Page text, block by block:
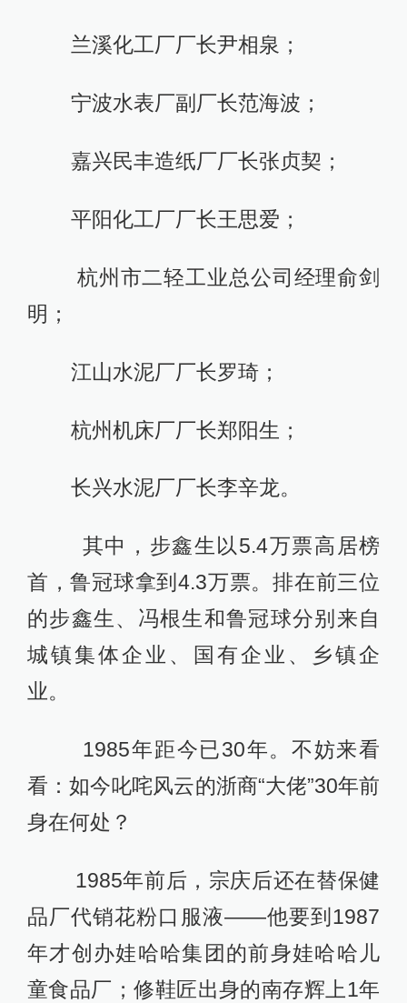
兰溪化工厂厂长尹相泉；
宁波水表厂副厂长范海波；
嘉兴民丰造纸厂厂长张贞契；
平阳化工厂厂长王思爱；
杭州市二轻工业总公司经理俞剑
明；
江山水泥厂厂长罗琦；
杭州机床厂厂长郑阳生；
长兴水泥厂厂长李辛龙。
其中，步鑫生以5.4万票高居榜
首，鲁冠球拿到4.3万票。排在前三位
的步鑫生、冯根生和鲁冠球分别来自
城镇集体企业、国有企业、乡镇企
业。
1985年距今已30年。不妨来看
看：如今叱咤风云的浙商“大佬”30年前
身在何处？
1985年前后，宗庆后还在替保健
品厂代销花粉口服液——他要到1987
年才创办娃哈哈集团的前身娃哈哈儿
童食品厂；修鞋匠出身的南存辉上1年